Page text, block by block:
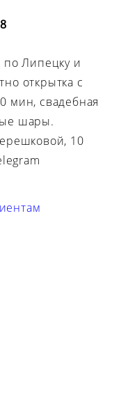
по Липецку и
открытка с
мин, свадебная
шары.
10